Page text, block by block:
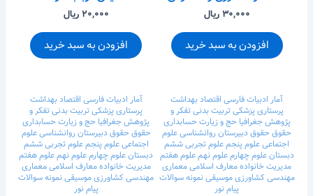
۳۰,۰۰۰ ریال
افزودن به سبد خرید
۲۰,۰۰۰ ریال
افزودن به سبد خرید
آمار ادبیات فارسی اقتصادبهداشت
پرستاریپزشکیتربیت بدنیتفکر و
پژوهشجغرافیاحج و زیارتحسابداری
حقوقحقوقدبیرستانروانشناسیعلوم
اجتماعیعلوم پنجمعلوم تجربی ششم
دبستانعلوم چهارمعلوم نهمعلوم هفتم
مدیریت خانوادهمعارف اسلامیمعماری
مهندسی کشاورزیموسیقینمونه سوالات
پیام نور
آمار ادبیات فارسی اقتصادبهداشت
پرستاریپزشکیتربیت بدنیتفکر و
پژوهشجغرافیا حج و زیارتحسابداری
حقوقحقوقدبیرستانروانشناسیعلوم
اجتماعیعلوم پنجمعلوم تجربی ششم
دبستانعلوم چهارمعلوم نهمعلوم هفتم
مدیریت خانوادهمعارف اسلامیمعماری
مهندسی کشاورزیموسیقینمونه سوالات
پیام نور